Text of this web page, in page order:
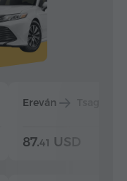
Ereván
87.41 USD